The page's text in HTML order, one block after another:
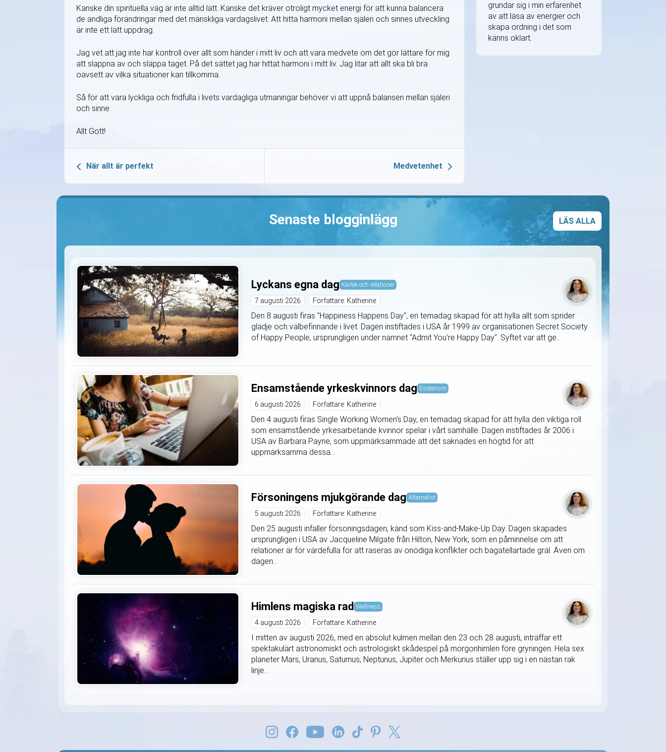
Kanske din spirituella väg är inte alltid lätt. Kanske det kräver otroligt mycket energi för att kunna balancera
de andliga förändringar med det mänskliga vardagslivet. Att hitta harmoni mellan själen och sinnes utveckling
är inte ett lätt uppdrag.
Jag vet att jag inte har kontroll över allt som händer i mitt liv och att vara medvete om det gör lättare för mig
att slappna av och släppa taget. På det sättet jag har hittat harmoni i mitt liv. Jag litar att allt ska bli bra
oavsett av vilka situationer kan tillkomma.
Så för att vara lyckliga och fridfulla i livets vardagliga utmaningar behöver vi att uppnå balansen mellan själen
och sinne.
Allt Gott!
När allt är perfekt Medvetenhet
grundar sig i min erfarenhet
av att läsa av energier och
skapa ordning i det som
känns oklart.
Senaste blogginlägg LÄS ALLA
Lyckans egna dag Kärlek och relationer
7 augusti 2026 Författare: Katherine
Den 8 augusti firas "Happiness Happens Day", en temadag skapad för att hylla allt som sprider
glädje och välbefinnande i livet. Dagen instiftades i USA år 1999 av organisationen Secret Society
of Happy People, ursprungligen under namnet "Admit You’re Happy Day". Syftet var att ge...
Ensamstående yrkeskvinnors dag Esoterism
6 augusti 2026 Författare: Katherine
Den 4 augusti firas Single Working Women's Day, en temadag skapad för att hylla den viktiga roll
som ensamstående yrkesarbetande kvinnor spelar i vårt samhälle. Dagen instiftades år 2006 i
USA av Barbara Payne, som uppmärksammade att det saknades en högtid för att
uppmärksamma dessa...
Försoningens mjukgörande dag Alternativt
5 augusti 2026 Författare: Katherine
Den 25 augusti infaller försoningsdagen, känd som Kiss-and-Make-Up Day. Dagen skapades
ursprungligen i USA av Jacqueline Milgate från Hilton, New York, som en påminnelse om att
relationer är för värdefulla för att raseras av onödiga konflikter och bagatellartade gräl. Även om
dagen...
Himlens magiska rad Wellness
4 augusti 2026 Författare: Katherine
I mitten av augusti 2026, med en absolut kulmen mellan den 23 och 28 augusti, inträffar ett
spektakulärt astronomiskt och astrologiskt skådespel på morgonhimlen före gryningen. Hela sex
planeter Mars, Uranus, Saturnus, Neptunus, Jupiter och Merkurius ställer upp sig i en nästan rak
linje...